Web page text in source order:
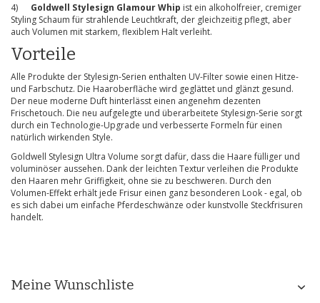
4) Goldwell Stylesign Glamour Whip ist ein alkoholfreier, cremiger
Styling Schaum für strahlende Leuchtkraft, der gleichzeitig pflegt, aber
auch Volumen mit starkem, flexiblem Halt verleiht.
Vorteile
Alle Produkte der Stylesign-Serien enthalten UV-Filter sowie einen Hitze-
und Farbschutz. Die Haaroberfläche wird geglättet und glänzt gesund.
Der neue moderne Duft hinterlässt einen angenehm dezenten
Frischetouch. Die neu aufgelegte und überarbeitete Stylesign-Serie sorgt
durch ein Technologie-Upgrade und verbesserte Formeln für einen
natürlich wirkenden Style.
Goldwell Stylesign Ultra Volume sorgt dafür, dass die Haare fülliger und
voluminöser aussehen. Dank der leichten Textur verleihen die Produkte
den Haaren mehr Griffigkeit, ohne sie zu beschweren. Durch den
Volumen-Effekt erhält jede Frisur einen ganz besonderen Look - egal, ob
es sich dabei um einfache Pferdeschwänze oder kunstvolle Steckfrisuren
handelt.
Meine Wunschliste